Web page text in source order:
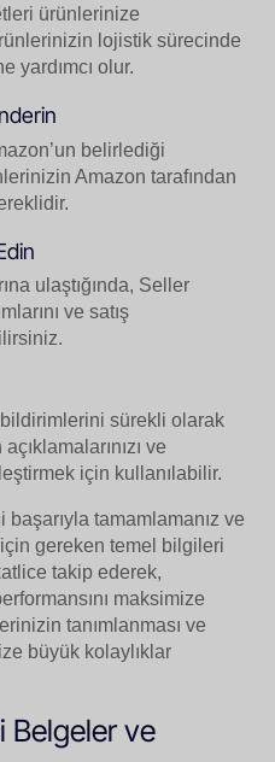
ürünlerinize
lojistik sürecinde
yardımcı olur.
belirlediği
Amazon tarafından
ulaştığında, Seller
ve satış
bildirimlerini sürekli olarak
ve
için kullanılabilir.
tamamlamanız ve
için gereken temel bilgileri
takip ederek,
maksimize
tanımlanması ve
büyük kolaylıklar
Belgeler ve